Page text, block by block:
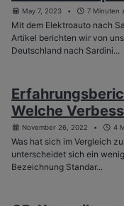
May 7, 2023 7 Minuten
Mit dem Elektroauto nach
Artikel berichten wir von
Deutschland nach Sardini...
Welche
November 26, 2022 4
Was hat sich im Vergleich
unterscheidet sich ein
Bezeichnung Standar...